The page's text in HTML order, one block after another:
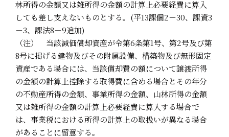
林所得の金額又は雑所得の金額の計算上必要経費に算入
しても差し支えないものとする。(平13課個2－30、課資3
－3、課法8－9追加)
（注） 当該減価償却資産が令第6条第1号、第2号及び第
8号に掲げる建物及びその附属設備、構築物及び無形固定
資産である場合には、当該償却費の額について譲渡所得
の金額の計算上控除する取得費に含める場合とその年分
の不動産所得の金額、事業所得の金額、山林所得の金額
又は雑所得の金額の計算上必要経費に算入する場合で
は、事業税における所得の計算上の取扱いが異なる場合
があることに留意する。